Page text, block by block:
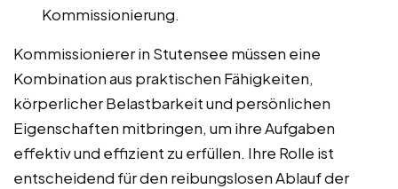
Kommissionierung.
Kommissionierer in Stutensee müssen eine
Kombination aus praktischen Fähigkeiten,
körperlicher Belastbarkeit und persönlichen
Eigenschaften mitbringen, um ihre Aufgaben
effektiv und effizient zu erfüllen. Ihre Rolle ist
entscheidend für den reibungslosen Ablauf der